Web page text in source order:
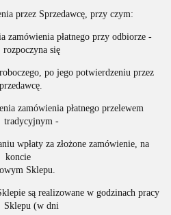
przez Sprzedawcę, przy czym:
zamówienia płatnego przy odbiorze -
rozpoczyna się
po jego potwierdzeniu przez
zamówienia płatnego przelewem
tradycyjnym -
wpłaty za złożone zamówienie, na
koncie
Sklepu.
są realizowane w godzinach pracy
Sklepu (w dni